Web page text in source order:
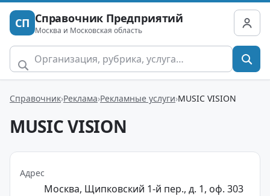
СП Справочник Предприятий
Москва и Московская область
Справочник Реклама Рекламные услуги MUSIC VISION
MUSIC VISION
Адрес
Москва, Щипковский 1-й пер., д. 1, оф. 303